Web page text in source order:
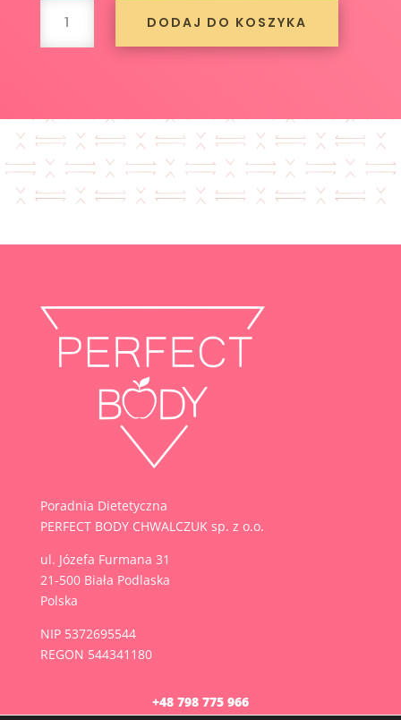
Wizyta
kontrolna
DODAJ DO KOSZYKA
Poradnia Dietetyczna
PERFECT BODY CHWALCZUK sp. z o.o.
ul. Józefa Furmana 31
21-500 Biała Podlaska
Polska
NIP 5372695544
REGON 544341180
+48 798 775 966